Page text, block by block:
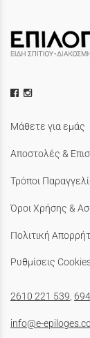
Μάθετε για εμάς
Αποστολές &
Τρόποι
Όροι Χρήσης &
Πολιτική
Ρυθμίσεις
2610 221 539
info@e-